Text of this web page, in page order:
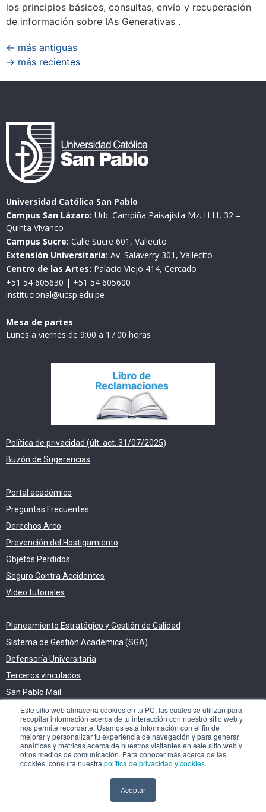
Este sitio web almacena cookies en tu PC, las cuales se utilizan para
recopilar información acerca de tu interacción con nuestro sitio web y
nos permite recordarte. Usamos esta información con el fin de
mejorar y personalizar tu experiencia de navegación y para generar
analíticas y métricas acerca de nuestros visitantes en este sitio web y
otros medios de comunicación. Para conocer más acerca de las
cookies, consulta nuestra política de privacidad y cookies.
Aceptar
los principios básicos, consultas, envío y recuperación
de información sobre IAs Generativas .
← más antiguas
→ más recientes
Universidad Católica San Pablo
Campus San Lázaro: Urb. Campiña Paisajista Mz. H Lt. 32 –
Quinta Vivanco
Campus Sucre: Calle Sucre 601, Vallecito
Extensión Universitaria: Av. Salaverry 301, Vallecito
Centro de las Artes: Palacio Viejo 414, Cercado
+51 54 605630 | +51 54 605600
institucional@ucsp.edu.pe
Mesa de partes
Lunes a viernes de 9:00 a 17:00 horas
Política de privacidad (últ. act. 31/07/2025)
Buzón de Sugerencias
Portal académico
Preguntas Frecuentes
Derechos Arco
Prevención del Hostigamiento
Objetos Perdidos
Seguro Contra Accidentes
Video tutoriales
Planeamiento Estratégico y Gestión de Calidad
Sistema de Gestión Académica (SGA)
Defensoría Universitaria
Terceros vinculados
San Pablo Mail
Aula Virtual Pregrado
Aula Virtual Postgrado
Universidad Católica San Pablo - RUC:
20327998413